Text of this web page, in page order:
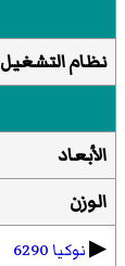
نظام التشغيل
الأبعاد
الوزن
▶︎نوكيا 6290